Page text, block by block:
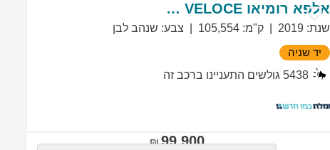
אלפא רומיאו GIULIETTA VELOCE
שנת:
2019 ק"מ:
105,554 צבע: שנהב לבן
יד שניה
5438 גולשים התעניינו ברכב זה
99,900